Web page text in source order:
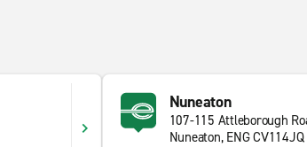
Nuneaton
107-115 Attleborough
Nuneaton, ENG CV114JQ